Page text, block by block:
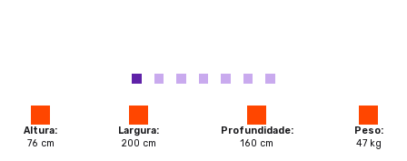
Altura:
76 cm
Largura:
200 cm
Profundidade:
160 cm
Peso:
47 kg